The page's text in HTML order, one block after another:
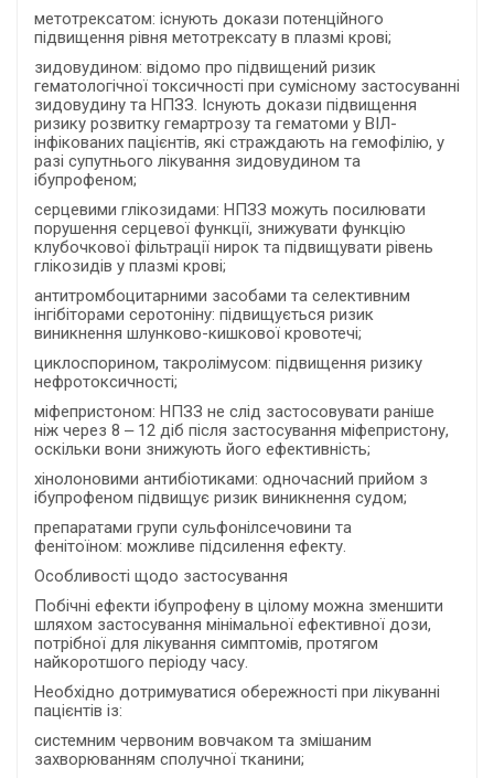
метотрексатом: існують докази потенційного
підвищення рівня метотрексату в плазмі крові;
зидовудином: відомо про підвищений ризик
гематологічної токсичності при сумісному застосуванні
зидовудину та НПЗЗ. Існують докази підвищення
ризику розвитку гемартрозу та гематоми у ВІЛ-
інфікованих пацієнтів, які страждають на гемофілію, у
разі супутнього лікування зидовудином та
ібупрофеном;
серцевими глікозидами: НПЗЗ можуть посилювати
порушення серцевої функції, знижувати функцію
клубочкової фільтрації нирок та підвищувати рівень
глікозидів у плазмі крові;
антитромбоцитарними засобами та селективним
інгібіторами серотоніну: підвищується ризик
виникнення шлунково-кишкової кровотечі;
циклоспорином, такролімусом: підвищення ризику
нефротоксичності;
міфепристоном: НПЗЗ не слід застосовувати раніше
ніж через 8 ‒ 12 діб після застосування міфепристону,
оскільки вони знижують його ефективність;
хінолоновими антибіотиками: одночасний прийом з
ібупрофеном підвищує ризик виникнення судом;
препаратами групи сульфонілсечовини та
фенітоїном: можливе підсилення ефекту.
Особливості щодо застосування
Побічні ефекти ібупрофену в цілому можна зменшити
шляхом застосування мінімальної ефективної дози,
потрібної для лікування симптомів, протягом
найкоротшого періоду часу.
Необхідно дотримуватися обережності при лікуванні
пацієнтів із:
системним червоним вовчаком та змішаним
захворюванням сполучної тканини;